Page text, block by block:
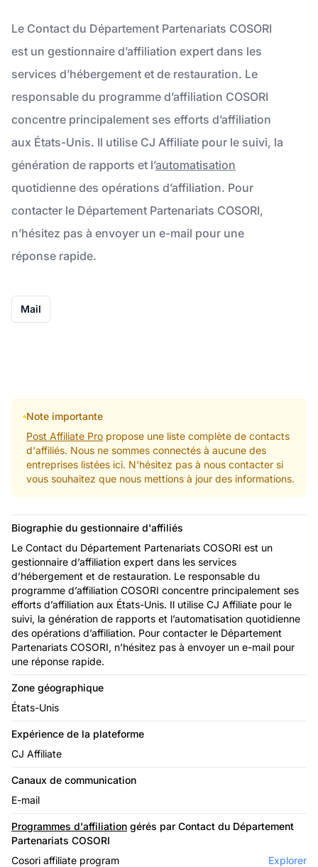
Le Contact du Département Partenariats COSORI
est un gestionnaire d’affiliation expert dans les
services d’hébergement et de restauration. Le
responsable du programme d’affiliation COSORI
concentre principalement ses efforts d’affiliation
aux États-Unis. Il utilise CJ Affiliate pour le suivi, la
génération de rapports et l’automatisation
quotidienne des opérations d’affiliation. Pour
contacter le Département Partenariats COSORI,
n’hésitez pas à envoyer un e-mail pour une
réponse rapide.
Mail
Note importante
Post Affiliate Pro propose une liste complète de contacts
d'affiliés. Nous ne sommes connectés à aucune des
entreprises listées ici. N'hésitez pas à nous contacter si
vous souhaitez que nous mettions à jour des informations.
Biographie du gestionnaire d'affiliés
Le Contact du Département Partenariats COSORI est un
gestionnaire d’affiliation expert dans les services
d’hébergement et de restauration. Le responsable du
programme d’affiliation COSORI concentre principalement ses
efforts d’affiliation aux États-Unis. Il utilise CJ Affiliate pour le
suivi, la génération de rapports et l’automatisation quotidienne
des opérations d’affiliation. Pour contacter le Département
Partenariats COSORI, n’hésitez pas à envoyer un e-mail pour
une réponse rapide.
Zone géographique
États-Unis
Expérience de la plateforme
CJ Affiliate
Canaux de communication
E-mail
Programmes d'affiliation gérés par Contact du Département
Partenariats COSORI
Cosori affiliate program
Explorer